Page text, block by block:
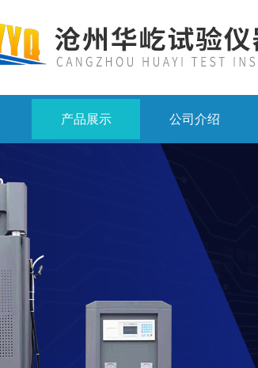
产品展示 公司介绍